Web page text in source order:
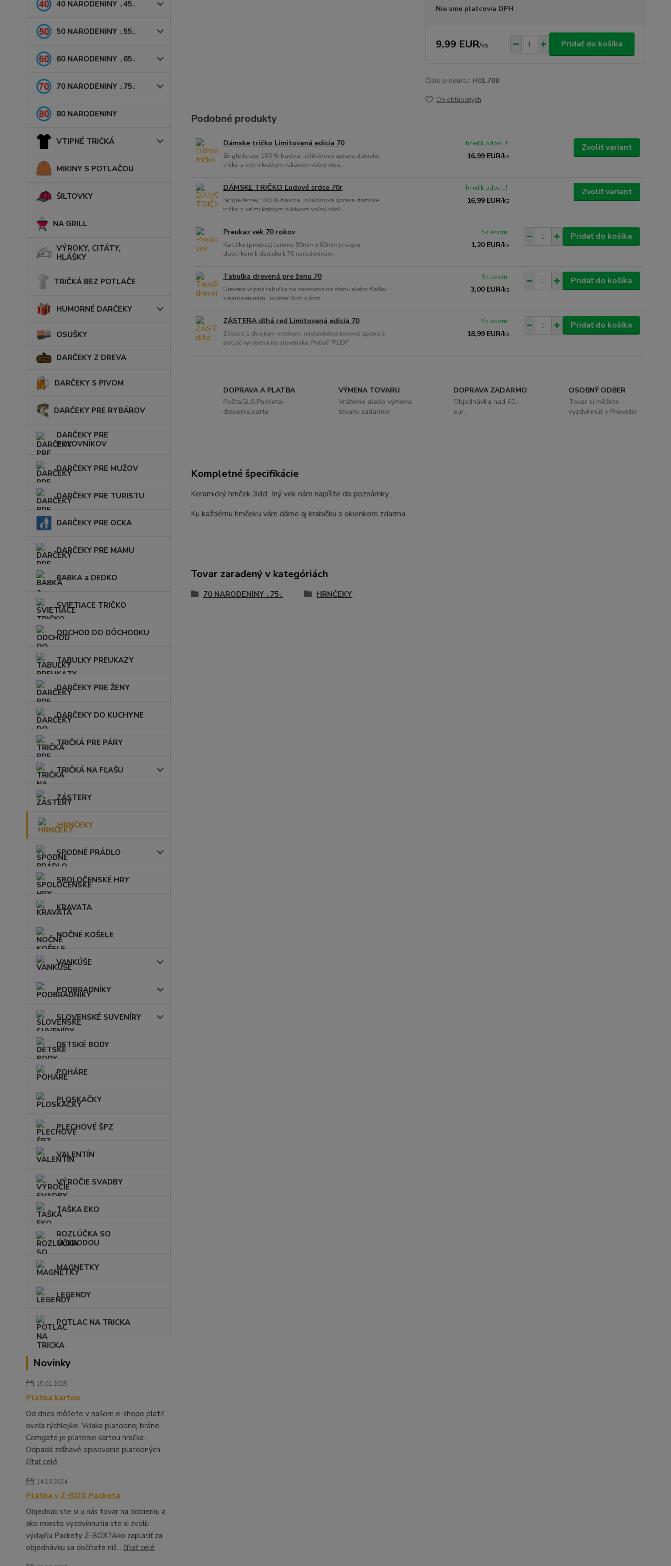
40 NARODENINY ↓45↓
50 NARODENINY ↓55↓
60 NARODENINY ↓65↓
70 NARODENINY ↓75↓
80 NARODENINY
VTIPNÉ TRIČKÁ
MIKINY S POTLAČOU
ŠILTOVKY
NA GRILL
VÝROKY, CITÁTY,
HLÁŠKY
TRIČKÁ BEZ POTLAČE
HUMORNÉ DARČEKY
OSUŠKY
DARČEKY Z DREVA
DARČEKY S PIVOM
DARČEKY PRE RYBÁROV
DARČEKY PRE
POĽOVNÍKOV
DARČEKY PRE MUŽOV
DARČEKY PRE TURISTU
DARČEKY PRE OCKA
DARČEKY PRE MAMU
BABKA a DEDKO
SVIETIACE TRIČKO
ODCHOD DO DÔCHODKU
TABUĽKY PREUKAZY
DARČEKY PRE ŽENY
DARČEKY DO KUCHYNE
TRIČKÁ PRE PÁRY
TRIČKÁ NA FĽAŠU
ZÁSTERY
HRNČEKY
SPODNÉ PRÁDLO
SPOLOČENSKÉ HRY
KRAVATA
NOČNÉ KOŠELE
VANKÚŠE
PODBRADNÍKY
SLOVENSKÉ SUVENÍRY
DETSKÉ BODY
POHÁRE
PLOSKAČKY
PLECHOVÉ ŠPZ
VALENTÍN
VÝROČIE SVADBY
TAŠKA EKO
ROZLÚČKA SO
SLOBODOU
MAGNETKY
LEGENDY
POTLAC NA TRICKA
Novinky
15.01.2025
Platba kartou
Od dnes môžete v našom e-shope platiť
oveľa rýchlejšie. Vďaka platobnej bráne
Comgate je platenie kartou hračka.
Odpadá zdĺhavé opisovanie platobných ...
čítať celé
14.10.2024
Platba v Z-BOX Packeta
Objednali ste si u nás tovar na dobierku a
ako miesto vyzdvihnutia ste si zvolili
výdajňu Packety Z-BOX?Ako zaplatiť za
objednávku sa dočítate niž... čítať celé
Nie sme platcovia DPH
9,99 EUR/ks Pridať do košíka
Číslo produktu: H01.70B
Do obľúbených
Podobné produkty
Dámske tričko Limitovaná edícia 70
Single Jersey, 100 % bavlna , silikónová úprava dámske
tričko s veľmi krátkym rukávom voľný okrú...
16,99 EUR/ks
ihneď k odberu! Zvoliť variant
DÁMSKE TRIČKO Ľudové srdce 70r
Single Jersey, 100 % bavlna , silikónová úprava dámske
tričko s veľmi krátkym rukávom voľný okrú...
16,99 EUR/ks
ihneď k odberu! Zvoliť variant
Preukaz vek 70 rokov
Kartička (preukaz) lamino 90mm x 60mm je super
doplnkom k darčeku k 70 narodeninám.
1,20 EUR/ks
Skladom Pridať do košíka
Tabuľka drevená pre ženu 70
Drevená vtipná tabuľka na zavesenie na stenu alebo fľašku
k narodeninám. rozmer:9cm x 6cm
3,00 EUR/ks
Skladom Pridať do košíka
ZÁSTERA dlhá red Limitovaná edícia 70
Zástera s dvojitým vreckom, nastaviteľná kovová spona a
potlač vyrobená na slovensku. Potlač "FLEX"...
18,99 EUR/ks
Skladom Pridať do košíka
DOPRAVA A PLATBA
Pošta,GLS,Packeta-
dobierka,karta
VÝMENA TOVARU
Vrátenie alebo výmena
tovaru zadarmo!
DOPRAVA ZADARMO
Objednávka nad 60,-
eur.
OSOBNÝ ODBER
Tovar si môžete
vyzdvihnúť v Prievidzi
Kompletné špecifikácie
Keramický hrnček 3dcl. Iný vek nám napíšte do poznámky.
Ku každému hrnčeku vám dáme aj krabičku s okienkom zdarma.
Tovar zaradený v kategóriách
70 NARODENINY ↓75↓ HRNČEKY